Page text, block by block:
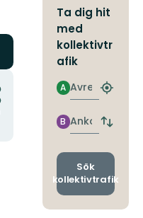
Ta dig hit
med
kollektivtr
afik
Avresa
A
Hitta
Ankomst
B
Byt
och
Sök
kollektivtrafik